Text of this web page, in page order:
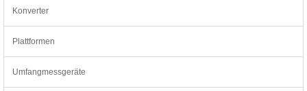
Konverter
Plattformen
Umfangmessgeräte